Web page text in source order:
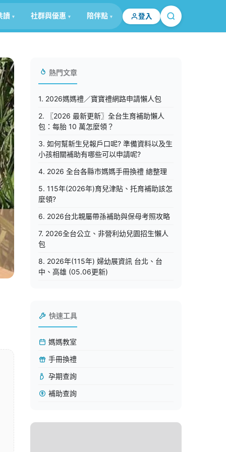
讀 社群與優惠 陪伴點 登入
熱門文章
1. 2026媽媽禮／寶寶禮網路申請懶人包
2. 〖2026 最新更新〗全台生育補助懶人
包：每胎 10 萬怎麼領？
3. 如何幫新生兒報戶口呢? 準備資料以及生
小孩相關補助有哪些可以申請呢?
4. 2026 全台各縣市媽媽手冊換禮 總整理
5. 115年(2026年)育兒津貼、托育補助該怎
麼領?
6. 2026台北親屬帶孫補助與保母考照攻略
7. 2026全台公立、非營利幼兒園招生懶人
包
8. 2026年(115年) 婦幼展資訊 台北、台
中、高雄 (05.06更新)
快速工具
媽媽教室
手冊換禮
孕期查詢
補助查詢